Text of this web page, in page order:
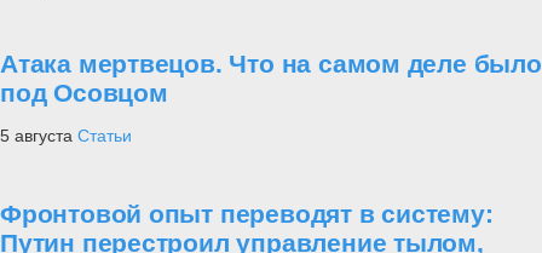
Атака мертвецов. Что на самом деле было
под Осовцом
5 августа Статьи
Фронтовой опыт переводят в систему:
Путин перестроил управление тылом,